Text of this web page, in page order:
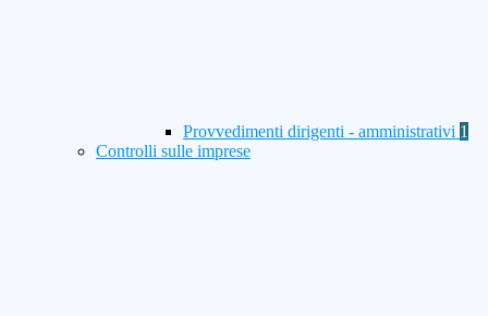
Provvedimenti dirigenti - amministrativi 1
Controlli sulle imprese